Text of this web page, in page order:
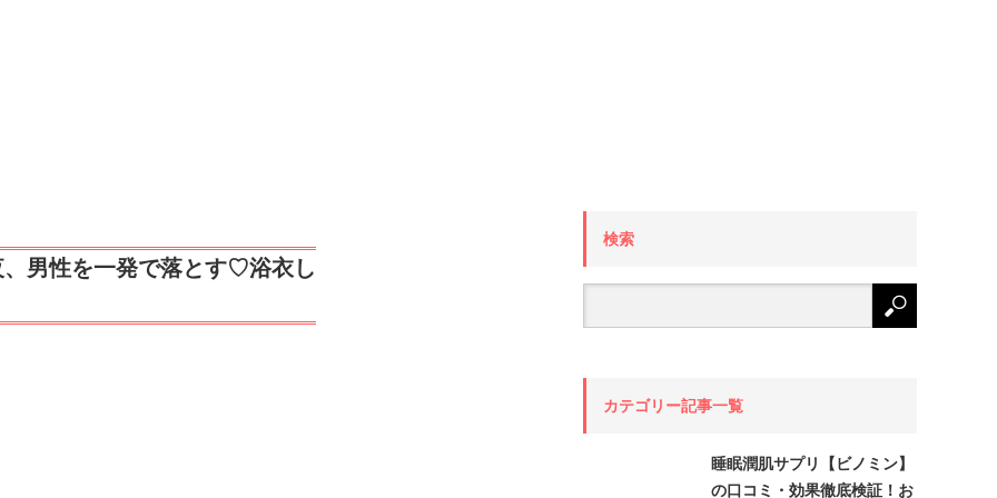
男性を一発で落とす♡浴衣し
検索
カテゴリー記事一覧
睡眠潤肌サプリ【ビノミン】
の口コミ・効果徹底検証！お